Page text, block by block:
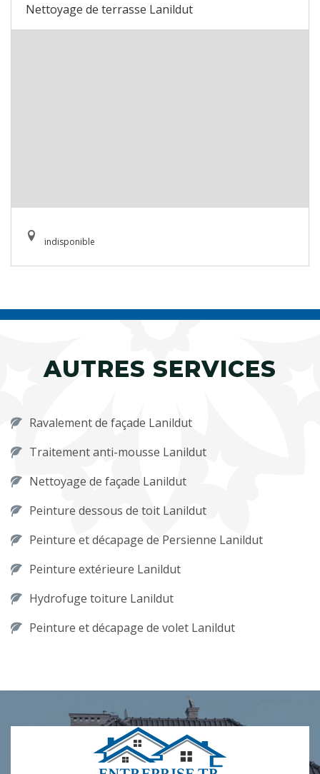
Nettoyage de terrasse Lanildut
indisponible
AUTRES SERVICES
Ravalement de façade Lanildut
Traitement anti-mousse Lanildut
Nettoyage de façade Lanildut
Peinture dessous de toit Lanildut
Peinture et décapage de Persienne Lanildut
Peinture extérieure Lanildut
Hydrofuge toiture Lanildut
Peinture et décapage de volet Lanildut